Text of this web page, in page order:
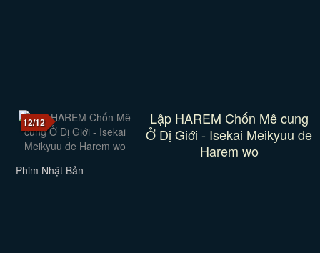
12/12
Lập HAREM Chốn Mê cung
Ở Dị Giới - Isekai Meikyuu de
Harem wo
Phim Nhật Bản